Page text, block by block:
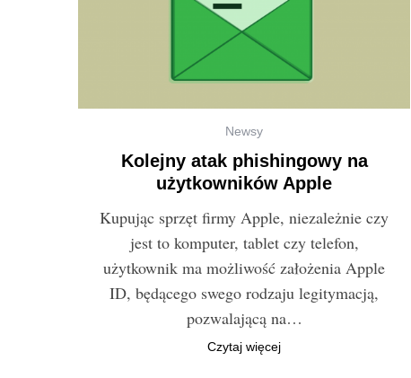
Newsy
Kolejny atak phishingowy na
użytkowników Apple
Kupując sprzęt firmy Apple, niezależnie czy
jest to komputer, tablet czy telefon,
użytkownik ma możliwość założenia Apple
ID, będącego swego rodzaju legitymacją,
pozwalającą na…
Czytaj więcej